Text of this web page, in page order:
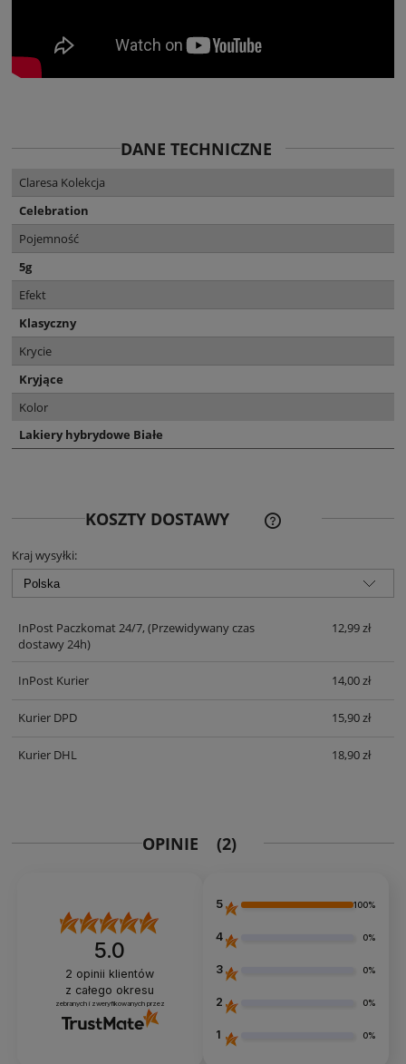
DANE TECHNICZNE
Claresa Kolekcja
Celebration
Pojemność
5g
Efekt
Klasyczny
Krycie
Kryjące
Kolor
Lakiery hybrydowe Białe
KOSZTY DOSTAWY
CENA NIE ZAWIERA
KOSZTÓW PŁATNOŚCI
Kraj wysyłki:
InPost Paczkomat 24/7, (Przewidywany czas
dostawy 24h)
12,99 zł
InPost Kurier 14,00 zł
Kurier DPD 15,90 zł
Kurier DHL 18,90 zł
OPINIE (2)
5.0
2 opinii klientów
z całego okresu
zebranych i zweryfikowanych przez
5 100%
4 0%
3 0%
2 0%
1 0%